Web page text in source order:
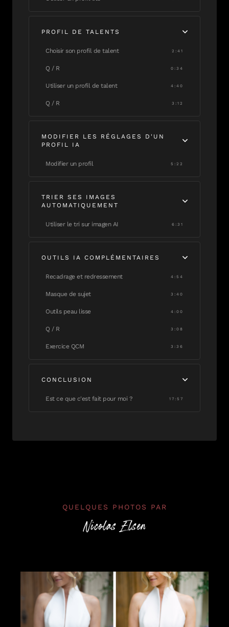
PROFIL DE TALENTS
Choisir son profil de talent 2:41
Q / R 0:34
Utiliser un profil de talent 4:40
Q / R 3:12
MODIFIER LES RÉGLAGES D'UN
PROFIL IA
Modifier un profil 5:22
TRIER SES IMAGES
AUTOMATIQUEMENT
Utiliser le tri sur imagen AI 6:31
OUTILS IA COMPLÉMENTAIRES
Recadrage et redressement 4:54
Masque de sujet 3:40
Outils peau lisse 4:00
Q / R 3:08
Exercice QCM 3:36
CONCLUSION
Est ce que c'est fait pour moi ? 17:57
QUELQUES PHOTOS PAR
Nicolas Elsen